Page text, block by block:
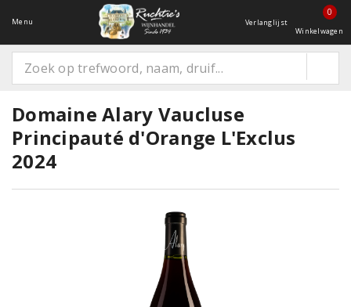
Menu Verlanglijst
0
Winkelwagen
Domaine Alary Vaucluse
Principauté d'Orange L'Exclus
2024